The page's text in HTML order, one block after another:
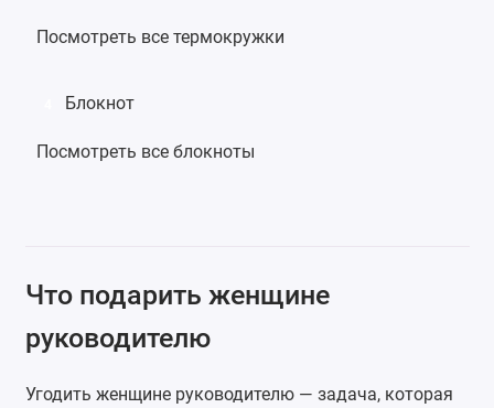
Посмотреть все термокружки
Блокнот
Посмотреть все блокноты
Что подарить женщине
руководителю
Угодить женщине руководителю — задача, которая